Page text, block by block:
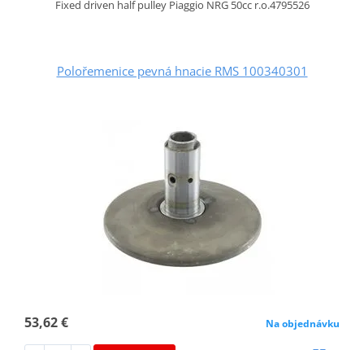
Fixed driven half pulley Piaggio NRG 50cc r.o.4795526
Polořemenice pevná hnacie RMS 100340301
53,62 € Na objednávku